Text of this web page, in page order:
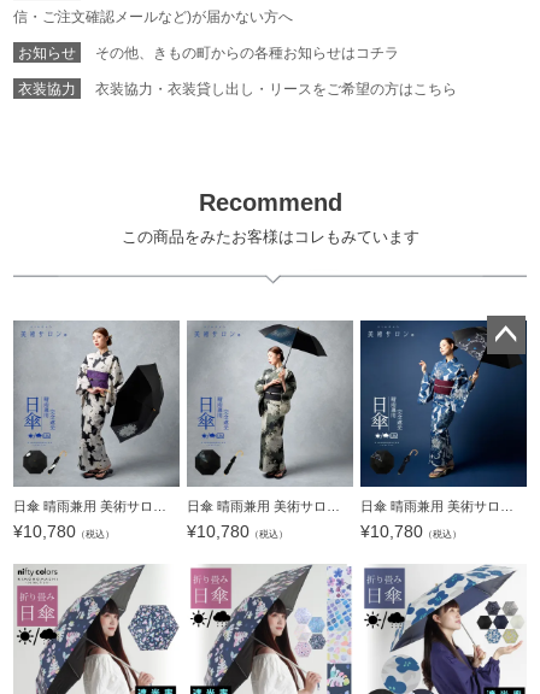
信・ご注文確認メールなど)が届かない方へ
お知らせ その他、きもの町からの各種お知らせはコチラ
衣装協力 衣装協力・衣装貸し出し・リースをご希望の方はこちら
Recommend
この商品をみたお客様はコレもみています
¥10,780 （税込） ¥10,780 （税込） ¥10,780（税込）
ペー